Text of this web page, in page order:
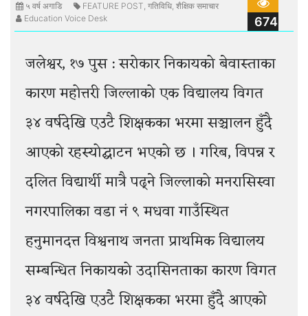
५ वर्ष अगाडि FEATURE POST, गतिविधि, शैक्षिक समाचार
Education Voice Desk
674
जलेश्वर, १७ पुस : सरोकार निकायको बेवास्ताका
कारण महोत्तरी जिल्लाको एक विद्यालय विगत
३४ वर्षदेखि एउटै शिक्षकका भरमा सञ्चालन हुँदै
आएको रहस्योद्घाटन भएको छ । गरिब, विपन्न र
दलित विद्यार्थी मात्रै पढ्ने जिल्लाको मनरासिस्वा
नगरपालिका वडा नं ९ मधवा गाउँस्थित
हनुमानदत्त विश्वनाथ जनता प्राथमिक विद्यालय
सम्बन्धित निकायको उदासिनताका कारण विगत
३४ वर्षदेखि एउटै शिक्षकका भरमा हुँदै आएको